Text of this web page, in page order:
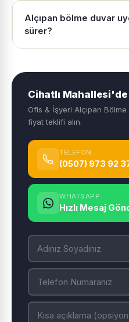
Alçıpan bölme duvar
sürer?
Cihatlı
Ofis & İşyeri Alçıpan
fiyat teklifi alın.
TELEFON
(0507) 973 92
WHATSAPP
Hızlı Mesaj